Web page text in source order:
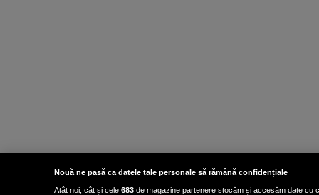
Nouă ne pasă ca datele tale personale să rămână confidențiale
Atât noi, cât și cele 683 de magazine partenere stocăm și accesăm date cu